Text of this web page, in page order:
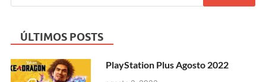
ÚLTIMOS POSTS
PlayStation Plus Agosto 2022